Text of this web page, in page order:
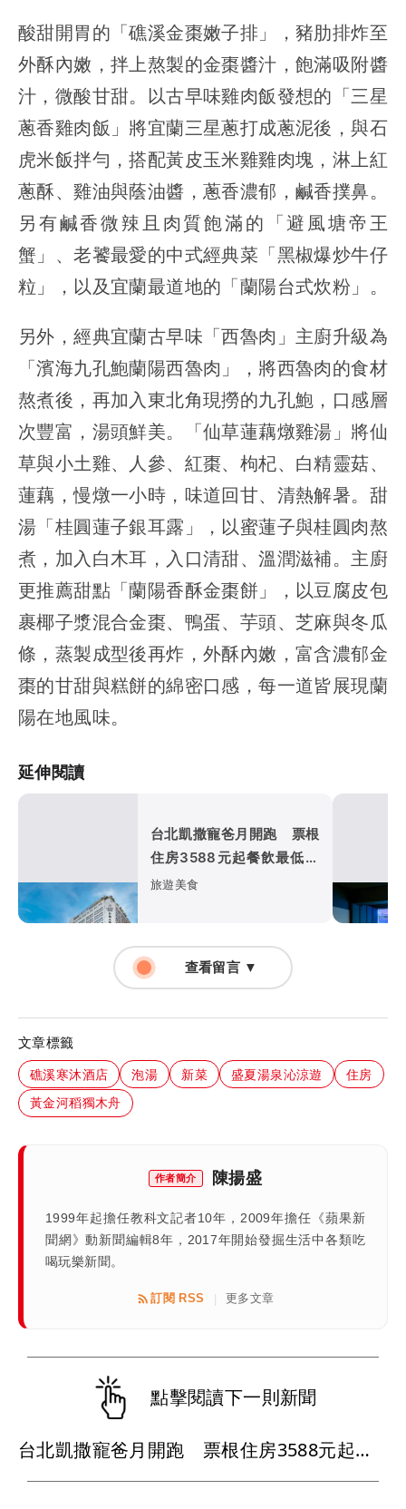
酸甜開胃的「礁溪金棗嫩子排」，豬肋排炸至
外酥內嫩，拌上熬製的金棗醬汁，飽滿吸附醬
汁，微酸甘甜。以古早味雞肉飯發想的「三星
蔥香雞肉飯」將宜蘭三星蔥打成蔥泥後，與石
虎米飯拌勻，搭配黃皮玉米雞雞肉塊，淋上紅
蔥酥、雞油與蔭油醬，蔥香濃郁，鹹香撲鼻。
另有鹹香微辣且肉質飽滿的「避風塘帝王
蟹」、老饕最愛的中式經典菜「黑椒爆炒牛仔
粒」，以及宜蘭最道地的「蘭陽台式炊粉」。
另外，經典宜蘭古早味「西魯肉」主廚升級為
「濱海九孔鮑蘭陽西魯肉」，將西魯肉的食材
熬煮後，再加入東北角現撈的九孔鮑，口感層
次豐富，湯頭鮮美。「仙草蓮藕燉雞湯」將仙
草與小土雞、人參、紅棗、枸杞、白精靈菇、
蓮藕，慢燉一小時，味道回甘、清熱解暑。甜
湯「桂圓蓮子銀耳露」，以蜜蓮子與桂圓肉熬
煮，加入白木耳，入口清甜、溫潤滋補。主廚
更推薦甜點「蘭陽香酥金棗餅」，以豆腐皮包
裹椰子漿混合金棗、鴨蛋、芋頭、芝麻與冬瓜
條，蒸製成型後再炸，外酥內嫩，富含濃郁金
棗的甘甜與糕餅的綿密口感，每一道皆展現蘭
陽在地風味。
延伸閱讀
台北凱撒寵爸月開跑 票根
住房3588元起餐飲最低享
8折
旅遊美食
查看留言 ▼
文章標籤
礁溪寒沐酒店 泡湯 新菜 盛夏湯泉沁涼遊
住房
黃金河稻獨木舟
作者簡介 陳揚盛
1999年起擔任教科文記者10年，2009年擔任《蘋果新
聞網》動新聞編輯8年，2017年開始發掘生活中各類吃
喝玩樂新聞。
訂閱 RSS | 更多文章
點擊閱讀下一則新聞
台北凱撒寵爸月開跑 票根住房3588元起餐飲最低享8折